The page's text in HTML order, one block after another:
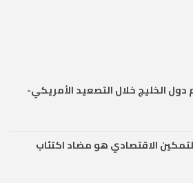
الخليج خلال التصعيد الأمريكي-
الاقتصادي هو مضاد اكتئاب